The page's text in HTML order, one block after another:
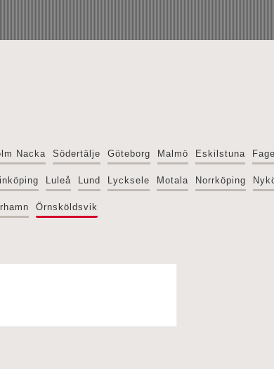
Nacka Södertälje Göteborg Malmö Eskilstuna
Luleå Lund Lycksele Motala Norrköping
Örnsköldsvik